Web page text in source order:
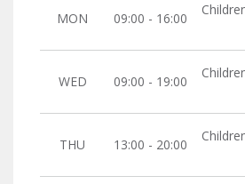
MON 09:00 - 16:00
WED 09:00 - 19:00
THU 13:00 - 20:00